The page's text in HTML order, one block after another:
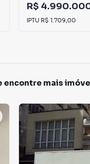
R$
IPTU R$ 1.709,00
encontre mais